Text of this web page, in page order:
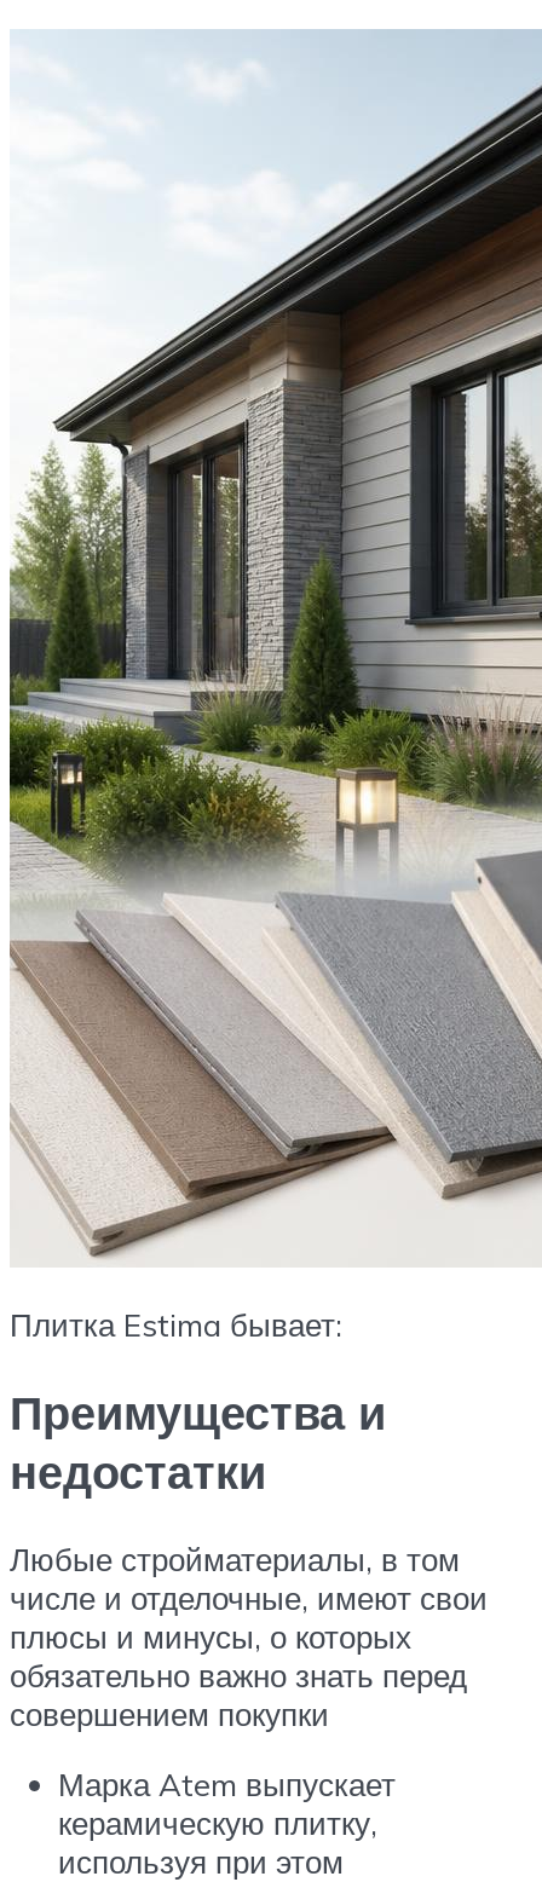
Плитка Estima бывает:
Преимущества и
недостатки
Любые стройматериалы, в том
числе и отделочные, имеют свои
плюсы и минусы, о которых
обязательно важно знать перед
совершением покупки
Марка Atem выпускает
керамическую плитку,
используя при этом